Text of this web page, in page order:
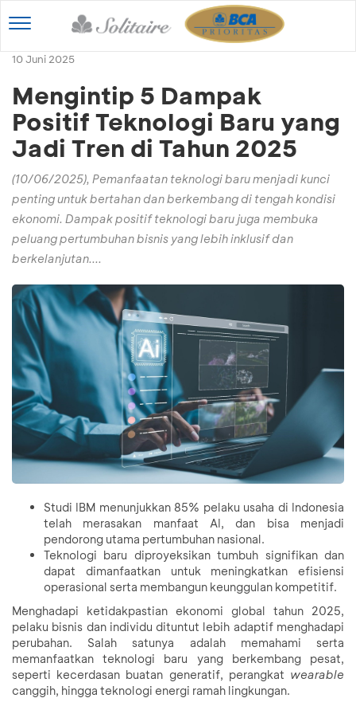
10 Juni 2025
Mengintip 5 Dampak
Positif Teknologi Baru yang
Jadi Tren di Tahun 2025
(10/06/2025), Pemanfaatan teknologi baru menjadi kunci
penting untuk bertahan dan berkembang di tengah kondisi
ekonomi. Dampak positif teknologi baru juga membuka
peluang pertumbuhan bisnis yang lebih inklusif dan
berkelanjutan....
Studi IBM menunjukkan 85% pelaku usaha di Indonesia
telah merasakan manfaat AI, dan bisa menjadi
pendorong utama pertumbuhan nasional.
Teknologi baru diproyeksikan tumbuh signifikan dan
dapat dimanfaatkan untuk meningkatkan efisiensi
operasional serta membangun keunggulan kompetitif.
Menghadapi ketidakpastian ekonomi global tahun 2025,
pelaku bisnis dan individu dituntut lebih adaptif menghadapi
perubahan. Salah satunya adalah memahami serta
memanfaatkan teknologi baru yang berkembang pesat,
seperti kecerdasan buatan generatif, perangkat wearable
canggih, hingga teknologi energi ramah lingkungan.